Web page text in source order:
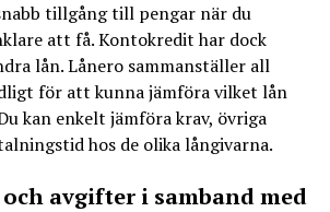
tillgång till pengar när du
att få. Kontokredit har dock
lån. Lånero sammanställer all
för att kunna jämföra vilket lån
kan enkelt jämföra krav, övriga
hos de olika långivarna.
avgifter i samband med